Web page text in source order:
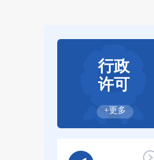
行政
许可
+更多